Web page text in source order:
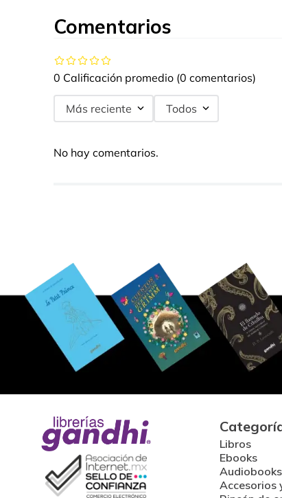
Comentarios
0 Calificación promedio (0 comentarios)
Más reciente Todos
No hay comentarios.
Libros
Ebooks
Audiobooks
Accesorios